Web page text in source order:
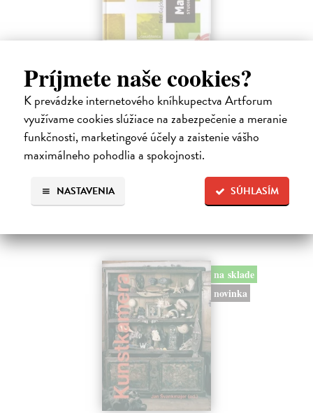
Príjmete naše cookies?
K prevádzke internetového kníhkupectva Artforum
využívame cookies slúžiace na zabezpečenie a meranie
funkčnosti, marketingové účely a zaistenie vášho
maximálneho pohodlia a spokojnosti.
SÚHLASÍM
NASTAVENIA
Marketa Lazarová. Studie a dokumenty
Gajdošík Petr (ed.)| Kniha
Kolektivní monografie, jejímž tématem je proslulý film režiséra F.
Vláčila 'Marketa Lazarová', poskytla prostor pro nové zhodnocení
tohoto snímku z pohledu znalců z nejrůznějších oborů, kteří
analyzovali…
Zasielame do 12 dní
18,24 €
18,80 € ?
na sklade
novinka